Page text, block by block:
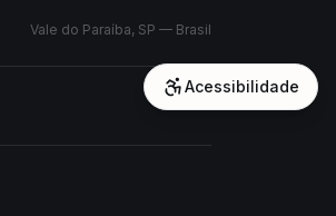
Vale do Paraíba, SP — Brasil
Acessibilidade